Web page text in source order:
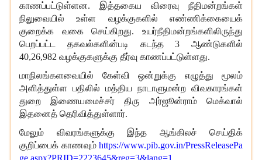
காணப்பட்டுள்ளன. இத்தகைய விரைவு நீதிமன்றங்கள்
நிலுவையில் உள்ள வழக்குகளில் எண்ணிக்கையைக்
குறைக்க வகை செய்கிறது. உயர்நீதிமன்றங்களிலிருந்து
பெறப்பட்ட தகவல்களின்படி கடந்த 3 ஆண்டுகளில்
40,26,982 வழக்குகளுக்கு தீர்வு காணப்பட்டுள்ளது.
மாநிலங்களவையில் கேள்வி ஒன்றுக்கு எழுத்து மூலம்
அளித்துள்ள பதிலில் மத்திய நாடாளுமன்ற விவகாரங்கள்
துறை இணையமைச்சர் திரு அர்ஜூன்ராம் மெக்வால்
இதனைத் தெரிவித்துள்ளார்.
மேலும் விவரங்களுக்கு இந்த ஆங்கிலச் செய்திக்
குறிப்பைக் காணவும் https://www.pib.gov.in/PressReleasePa